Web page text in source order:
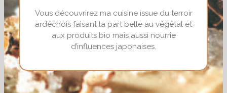
Vous découvrirez ma cuisine issue du terroir
ardéchois faisant la part belle au végétal et
aux produits bio mais aussi nourrie
d’influences japonaises.